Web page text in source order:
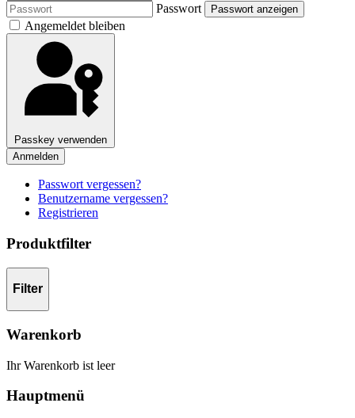
Passwort
Passwort anzeigen
Angemeldet bleiben
Passkey verwenden
Anmelden
Passwort vergessen?
Benutzername vergessen?
Registrieren
Produktfilter
Filter
Warenkorb
Ihr Warenkorb ist leer
Hauptmenü